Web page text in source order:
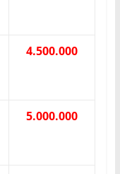
4.500.000
5.000.000